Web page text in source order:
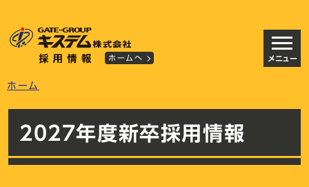
ホームへ メニュー
ホーム
2027年度新卒採用情報